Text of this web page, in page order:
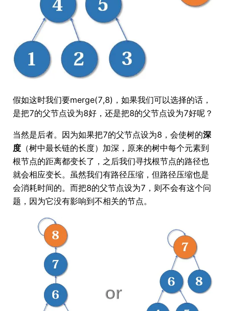
假如这时我们要merge(7,8)，如果我们可以选择的话，
是把7的父节点设为8好，还是把8的父节点设为7好呢？
当然是后者。因为如果把7的父节点设为8，会使树的深
度 （树中最长链的长度）加深，原来的树中每个元素到
根节点的距离都变长了，之后我们寻找根节点的路径也
就会相应变长。虽然我们有路径压缩，但路径压缩也是
会消耗时间的。而把8的父节点设为7，则不会有这个问
题，因为它没有影响到不相关的节点。